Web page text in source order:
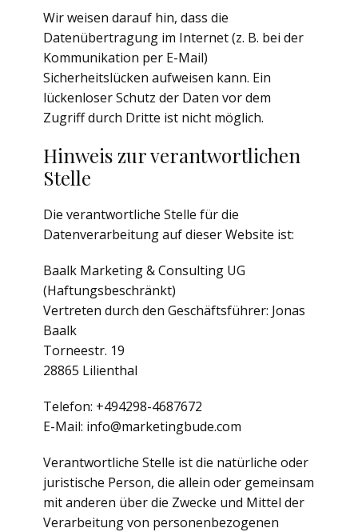
Wir weisen darauf hin, dass die
Datenübertragung im Internet (z. B. bei der
Kommunikation per E-Mail)
Sicherheitslücken aufweisen kann. Ein
lückenloser Schutz der Daten vor dem
Zugriff durch Dritte ist nicht möglich.
Hinweis zur verantwortlichen
Stelle
Die verantwortliche Stelle für die
Datenverarbeitung auf dieser Website ist:
Baalk Marketing & Consulting UG
(Haftungsbeschränkt)
Vertreten durch den Geschäftsführer: Jonas
Baalk
Torneestr. 19
28865 Lilienthal
Telefon: +494298-4687672
E-Mail: info@marketingbude.com
Verantwortliche Stelle ist die natürliche oder
juristische Person, die allein oder gemeinsam
mit anderen über die Zwecke und Mittel der
Verarbeitung von personenbezogenen